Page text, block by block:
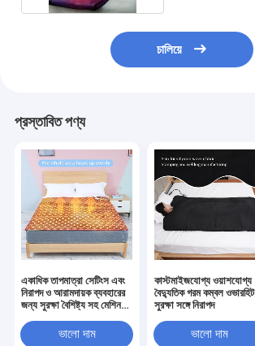
চালিয়ে
প্রস্তাবিত পণ্য
একাধিক তাপমাত্রা সেটিংস এবং
নিরাপদ ও আরামদায়ক ব্যবহারের
জন্য সুরক্ষা বৈশিষ্ট্য সহ মেশিন
কম্বল
ভালো দাম
কাস্টমাইজযোগ্য ওয়াশযোগ্য
বৈদ্যুতিক গরম কম্বল ওভারহিট
সুরক্ষা সঙ্গে নিরাপদ
ভালো দাম